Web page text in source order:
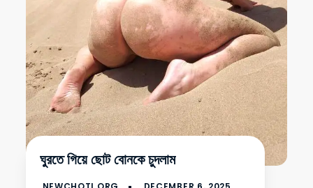
ঘুরতে গিয়ে ছোট বোনকে চুদলাম